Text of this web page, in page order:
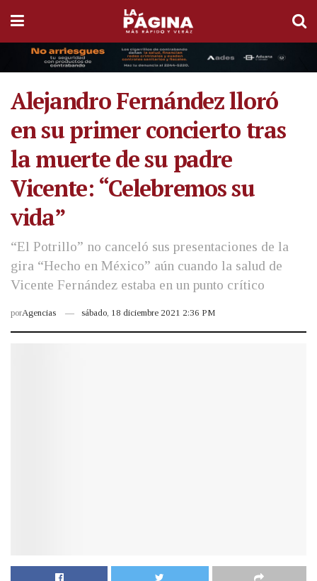
Alejandro Fernández lloró
en su primer concierto tras
la muerte de su padre
Vicente: “Celebremos su
vida”
“El Potrillo” no canceló sus presentaciones de la
gira “Hecho en México” aún cuando la salud de
Vicente Fernández estaba en un punto crítico
porAgencias sábado, 18 diciembre 2021 2:36 PM